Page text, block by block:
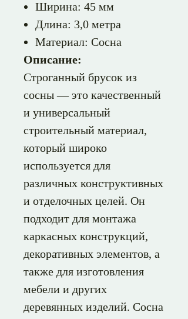
Ширина: 45 мм
Длина: 3,0 метра
Материал: Сосна
Описание:
Строганный брусок из
сосны — это качественный
и универсальный
строительный материал,
который широко
используется для
различных конструктивных
и отделочных целей. Он
подходит для монтажа
каркасных конструкций,
декоративных элементов, а
также для изготовления
мебели и других
деревянных изделий. Сосна